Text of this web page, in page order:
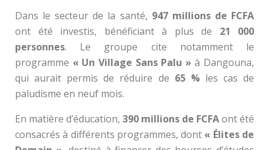
Dans le secteur de la santé, 947 millions de FCFA
ont été investis, bénéficiant à plus de 21 000
personnes. Le groupe cite notamment le
programme « Un Village Sans Palu » à Dangouna,
qui aurait permis de réduire de 65 %les cas de
paludisme en neuf mois.
En matière d’éducation, 390 millions de FCFAont été
consacrés à différents programmes, dont « Élites de